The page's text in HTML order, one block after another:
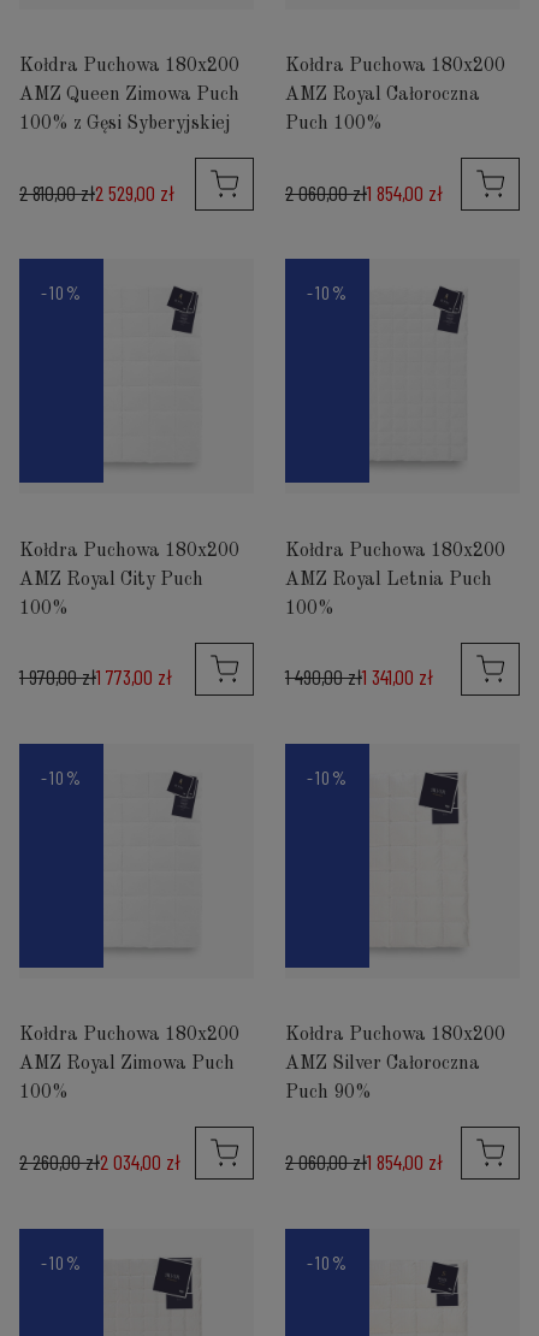
Kołdra Puchowa 180x200
AMZ Queen Zimowa Puch
100% z Gęsi Syberyjskiej
2 529,00 zł
2 810,00 zł
Kołdra Puchowa 180x200
AMZ Royal Całoroczna
Puch 100%
1 854,00 zł
2 060,00 zł
-10%
Kołdra Puchowa 180x200
AMZ Royal City Puch
100%
1 773,00 zł
1 970,00 zł
-10%
Kołdra Puchowa 180x200
AMZ Royal Letnia Puch
100%
1 341,00 zł
1 490,00 zł
-10%
Kołdra Puchowa 180x200
AMZ Royal Zimowa Puch
100%
2 034,00 zł
2 260,00 zł
-10%
Kołdra Puchowa 180x200
AMZ Silver Całoroczna
Puch 90%
1 854,00 zł
2 060,00 zł
-10% -10%